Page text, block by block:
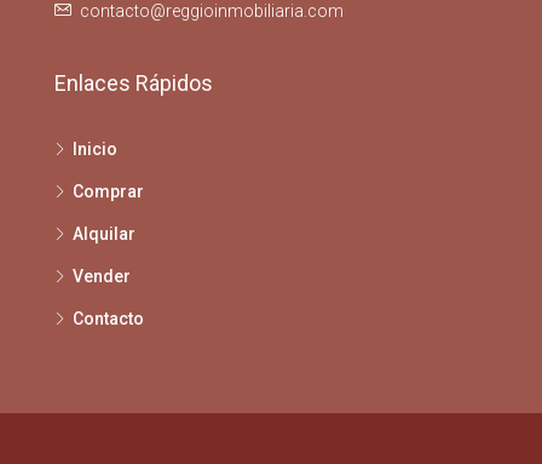
contacto@reggioinmobiliaria.com
Enlaces Rápidos
Inicio
Comprar
Alquilar
Vender
Contacto